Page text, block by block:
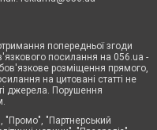
попередньої згоди
посилання на 056.ua -
розміщення прямого,
на цитовані статті не
джерела. Порушення
"Промо", "Партнерський